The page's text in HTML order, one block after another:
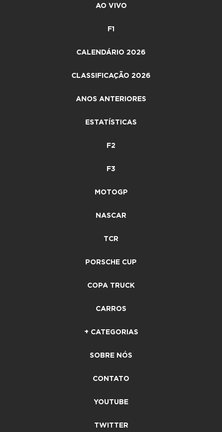
AO VIVO
F1
CALENDÁRIO 2026
CLASSIFICAÇÃO 2026
ANOS ANTERIORES
ESTATÍSTICAS
F2
F3
MOTOGP
NASCAR
TCR
PORSCHE CUP
COPA TRUCK
CARROS
+ CATEGORIAS
SOBRE NÓS
CONTATO
YOUTUBE
TWITTER